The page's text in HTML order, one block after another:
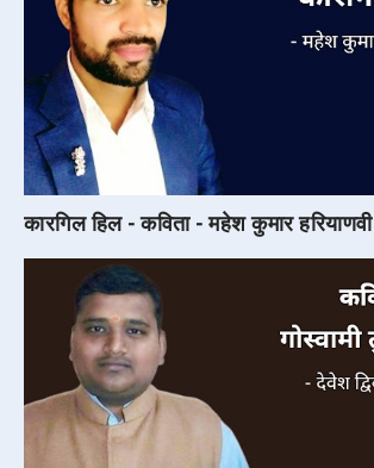
कारगिल हिल - कविता - महेश कुमार हरियाणवी